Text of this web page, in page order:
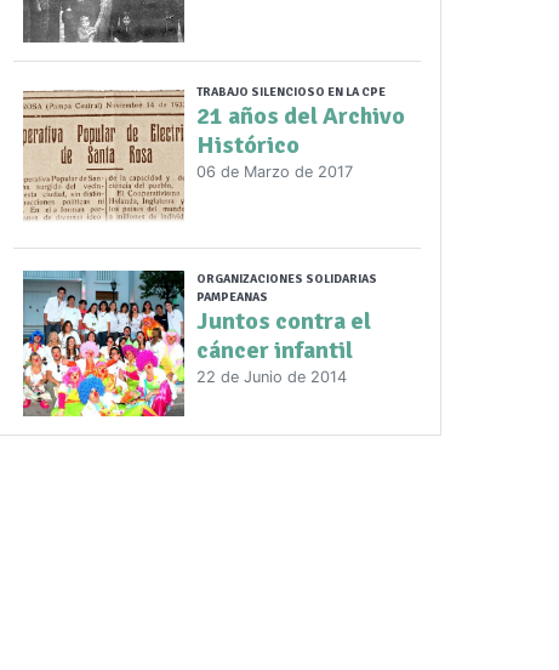
TRABAJO SILENCIOSO EN LA CPE
21 años del Archivo
Histórico
06 de Marzo de 2017
ORGANIZACIONES SOLIDARIAS
PAMPEANAS
Juntos contra el
cáncer infantil
22 de Junio de 2014